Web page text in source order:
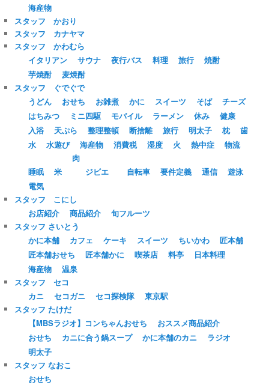
海産物
スタッフ かおり
スタッフ カナヤマ
スタッフ かわむら
イタリアン
サウナ 夜行バス 料理 旅行
焼酎
芋焼酎
麦焼酎
スタッフ ぐでぐで
うどん
おせち お雑煮 かに スイーツ そば
チーズ
はちみつ
ミニ四駆 モバイル ラーメン 休み
健康
入浴
天ぷら 整理整頓 断捨離 旅行 明太子 枕
歯
水
水遊び 海産物 消費税 湿度 火 熱中症 物流
睡眠 米
肉
ジビエ
自転車 要件定義 通信
遊泳
電気
スタッフ こにし
お店紹介
商品紹介
旬フルーツ
スタッフ さいとう
かに本舗
カフェ ケーキ スイーツ ちいかわ
匠本舗
匠本舗おせち
匠本舗かに 喫茶店 料亭
日本料理
海産物
温泉
スタッフ セコ
カニ
セコガニ セコ探検隊
東京駅
スタッフ たけだ
【MBSラジオ】コンちゃんおせち
おススメ商品紹介
おせち
カニに合う鍋スープ かに本舗のカニ
ラジオ
明太子
スタッフ なおこ
おせち